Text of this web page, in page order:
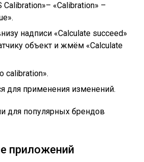
«Calibration» –
надписи «Calculate succeed»
объект и жмём «Calculate
calibration».
для применения изменений.
для популярных брендов
приложений